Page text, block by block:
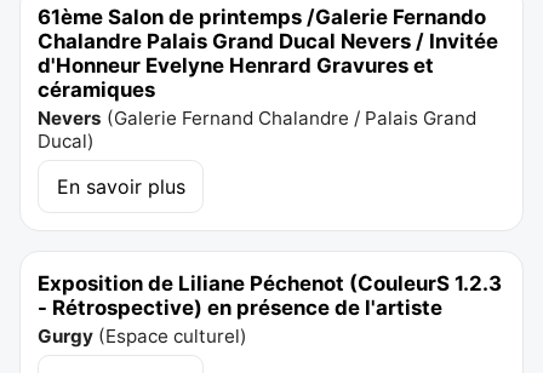
61ème Salon de printemps /Galerie Fernando
Chalandre Palais Grand Ducal Nevers / Invitée
d'Honneur Evelyne Henrard Gravures et
céramiques
Nevers (Galerie Fernand Chalandre / Palais Grand
Ducal)
En savoir plus
Exposition de Liliane Péchenot (CouleurS 1.2.3
- Rétrospective) en présence de l'artiste
Gurgy (Espace culturel)